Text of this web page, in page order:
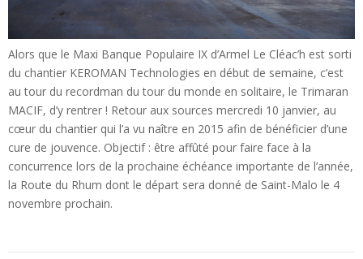
Alors que le Maxi Banque Populaire IX d’Armel Le Cléac’h est sorti
du chantier KEROMAN Technologies en début de semaine, c’est
au tour du recordman du tour du monde en solitaire, le Trimaran
MACIF, d’y rentrer ! Retour aux sources mercredi 10 janvier, au
cœur du chantier qui l’a vu naître en 2015 afin de bénéficier d’une
cure de jouvence. Objectif : être affûté pour faire face à la
concurrence lors de la prochaine échéance importante de l’année,
la Route du Rhum dont le départ sera donné de Saint-Malo le 4
novembre prochain.